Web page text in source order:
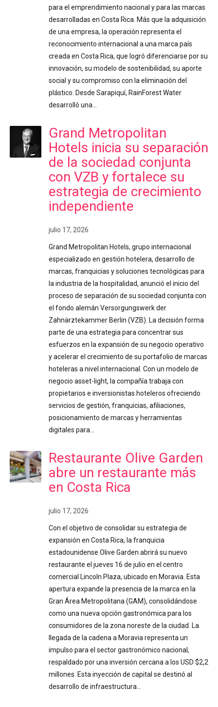
para el emprendimiento nacional y para las marcas
desarrolladas en Costa Rica. Más que la adquisición
de una empresa, la operación representa el
reconocimiento internacional a una marca país
creada en Costa Rica, que logró diferenciarse por su
innovación, su modelo de sostenibilidad, su aporte
social y su compromiso con la eliminación del
plástico. Desde Sarapiquí, RainForest Water
desarrolló una…
Grand Metropolitan
Hotels inicia su separación
de la sociedad conjunta
con VZB y fortalece su
estrategia de crecimiento
independiente
julio 17, 2026
Grand Metropolitan Hotels, grupo internacional
especializado en gestión hotelera, desarrollo de
marcas, franquicias y soluciones tecnológicas para
la industria de la hospitalidad, anunció el inicio del
proceso de separación de su sociedad conjunta con
el fondo alemán Versorgungswerk der
Zahnärztekammer Berlin (VZB). La decisión forma
parte de una estrategia para concentrar sus
esfuerzos en la expansión de su negocio operativo
y acelerar el crecimiento de su portafolio de marcas
hoteleras a nivel internacional. Con un modelo de
negocio asset-light, la compañía trabaja con
propietarios e inversionistas hoteleros ofreciendo
servicios de gestión, franquicias, afiliaciones,
posicionamiento de marcas y herramientas
digitales para…
Restaurante Olive Garden
abre un restaurante más
en Costa Rica
julio 17, 2026
Con el objetivo de consolidar su estrategia de
expansión en Costa Rica, la franquicia
estadounidense Olive Garden abrirá su nuevo
restaurante el jueves 16 de julio en el centro
comercial Lincoln Plaza, ubicado en Moravia. Esta
apertura expande la presencia de la marca en la
Gran Área Metropolitana (GAM), consolidándose
como una nueva opción gastronómica para los
consumidores de la zona noreste de la ciudad. La
llegada de la cadena a Moravia representa un
impulso para el sector gastronómico nacional,
respaldado por una inversión cercana a los USD $2,2
millones. Esta inyección de capital se destinó al
desarrollo de infraestructura…